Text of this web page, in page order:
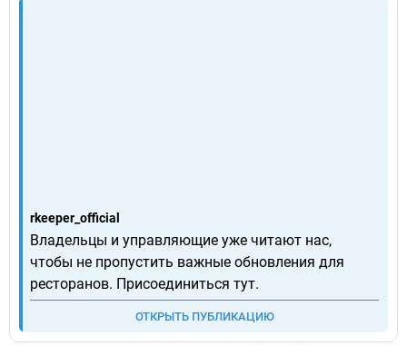
rkeeper_official
Владельцы и управляющие уже читают нас,
чтобы не пропустить важные обновления для
ресторанов. Присоединиться тут.
ОТКРЫТЬ ПУБЛИКАЦИЮ